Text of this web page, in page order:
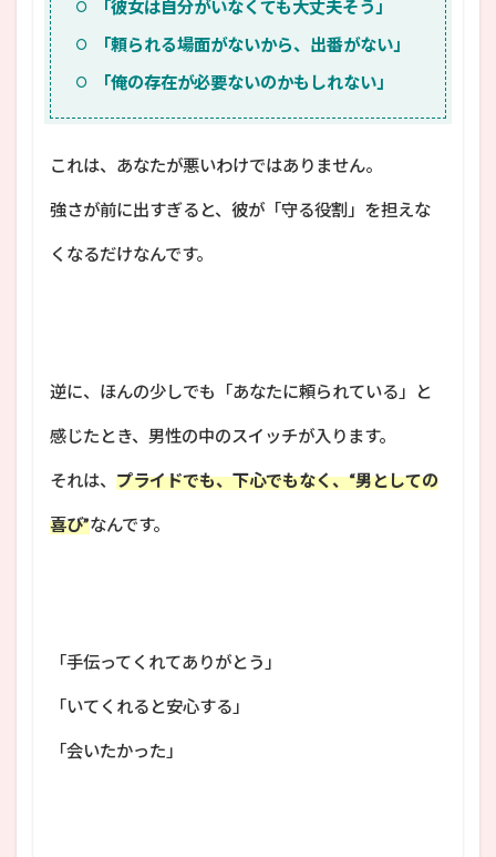
「彼女は自分がいなくても大丈夫そう」
「頼られる場面がないから、出番がない」
「俺の存在が必要ないのかもしれない」
これは、あなたが悪いわけではありません。
強さが前に出すぎると、彼が「守る役割」を担えな
くなるだけなんです。
逆に、ほんの少しでも「あなたに頼られている」と
感じたとき、男性の中のスイッチが入ります。
それは、 プライドでも、下心でもなく、“男としての
喜び”なんです。
「手伝ってくれてありがとう」
「いてくれると安心する」
「会いたかった」